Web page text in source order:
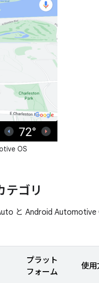
OS
テゴリ
と Android
プラット
フォーム
使用